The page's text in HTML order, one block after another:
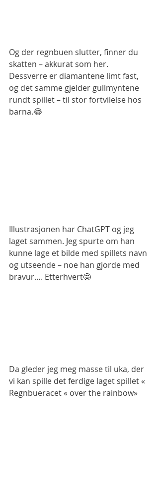
Og der regnbuen slutter, finner du
skatten – akkurat som her.
Dessverre er diamantene limt fast,
og det samme gjelder gullmyntene
rundt spillet – til stor fortvilelse hos
barna.😂
Illustrasjonen har ChatGPT og jeg
laget sammen. Jeg spurte om han
kunne lage et bilde med spillets navn
og utseende – noe han gjorde med
bravur…. Etterhvert🤩
Da gleder jeg meg masse til uka, der
vi kan spille det ferdige laget spillet «
Regnbueracet « over the rainbow»